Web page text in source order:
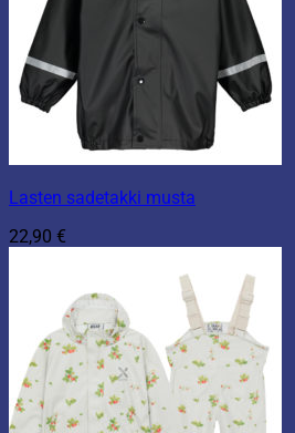
Lasten sadetakki musta
22,90 €